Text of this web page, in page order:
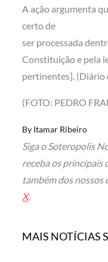
A ação argumenta
certo de
ser processada
Constituição e pela
pertinentes]. (Diário
(FOTO: PEDRO
By Itamar Ribeiro
Siga o Soteropolis
receba os principais
também dos nossos
X.
MAIS NOTÍCIAS